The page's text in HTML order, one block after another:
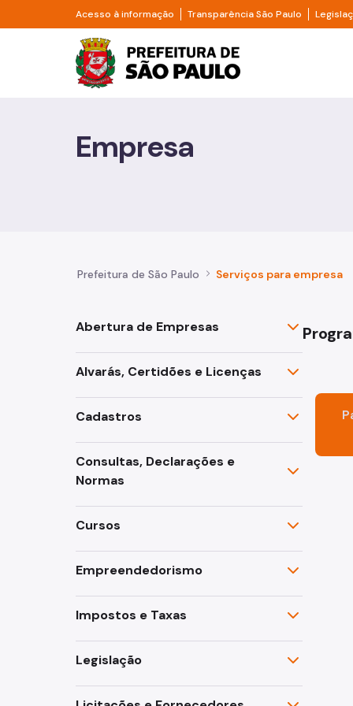
Pular para o Conteúdo principal
Acesso à informação Divisor de acesso à informação
Transparência São Paulo Divisor
Prefeitura de São
Animais
Família e Assistência Social
Fazenda
Mobilidade Urbana e Transporte
Segurança
Empresa
Prefeitura de São Paulo Serviços para empresa
Abertura de Empresas
Alvarás, Certidões e Licenças
Cadastros
Consultas, Declarações e
Normas
Cursos
Empreendedorismo
Impostos e Taxas
Legislação